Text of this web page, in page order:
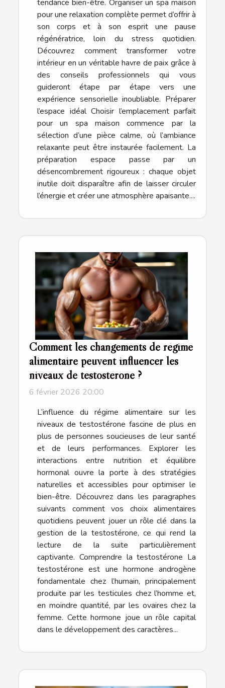
tendance bien-être. Organiser un spa maison
pour une relaxation complète permet d’offrir à
son corps et à son esprit une pause
régénératrice, loin du stress quotidien.
Découvrez comment transformer votre
intérieur en un véritable havre de paix grâce à
des conseils professionnels qui vous
guideront étape par étape vers une
expérience sensorielle inoubliable. Préparer
l’espace idéal Choisir l’emplacement parfait
pour un spa maison commence par la
sélection d’une pièce calme, où l’ambiance
relaxante peut être instaurée facilement. La
préparation espace passe par un
désencombrement rigoureux : chaque objet
inutile doit disparaître afin de laisser circuler
l’énergie et créer une atmosphère apaisante....
Comment les changements de régime
alimentaire peuvent influencer les
niveaux de testostérone ?
6 février 2026 20:00
L’influence du régime alimentaire sur les
niveaux de testostérone fascine de plus en
plus de personnes soucieuses de leur santé
et de leurs performances. Explorer les
interactions entre nutrition et équilibre
hormonal ouvre la porte à des stratégies
naturelles et accessibles pour optimiser le
bien-être. Découvrez dans les paragraphes
suivants comment vos choix alimentaires
quotidiens peuvent jouer un rôle clé dans la
gestion de la testostérone, ce qui rend la
lecture de la suite particulièrement
captivante. Comprendre la testostérone La
testostérone est une hormone androgène
fondamentale chez l’humain, principalement
produite par les testicules chez l’homme et,
en moindre quantité, par les ovaires chez la
femme. Cette hormone joue un rôle capital
dans le développement des caractères...